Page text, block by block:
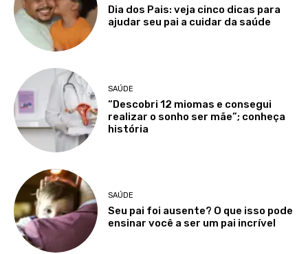
Dia dos Pais: veja cinco dicas para
ajudar seu pai a cuidar da saúde
SAÚDE
“Descobri 12 miomas e consegui
realizar o sonho ser mãe”; conheça
história
SAÚDE
Seu pai foi ausente? O que isso pode
ensinar você a ser um pai incrível